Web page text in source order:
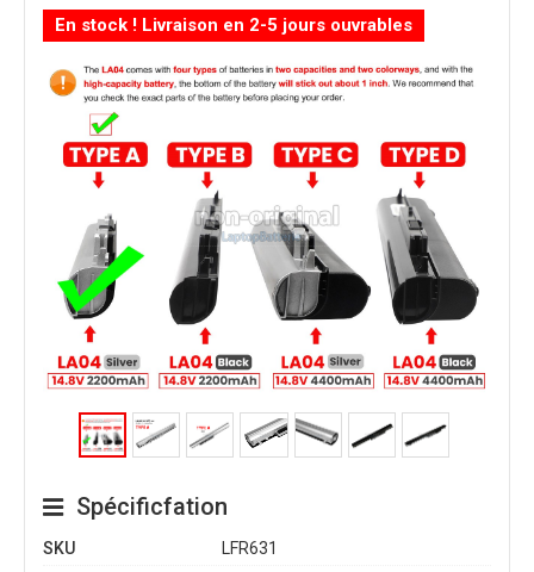
En stock ! Livraison en 2-5 jours ouvrables
Spécificfation
SKU
LFR631